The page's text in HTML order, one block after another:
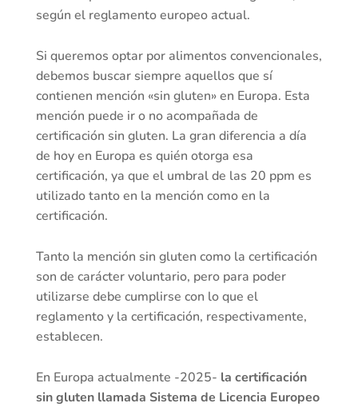
según el reglamento europeo actual.
Si queremos optar por alimentos convencionales,
debemos buscar siempre aquellos que sí
contienen mención «sin gluten» en Europa. Esta
mención puede ir o no acompañada de
certificación sin gluten. La gran diferencia a día
de hoy en Europa es quién otorga esa
certificación, ya que el umbral de las 20 ppm es
utilizado tanto en la mención como en la
certificación.
Tanto la mención sin gluten como la certificación
son de carácter voluntario, pero para poder
utilizarse debe cumplirse con lo que el
reglamento y la certificación, respectivamente,
establecen.
En Europa actualmente -2025- la certificación
sin gluten llamada Sistema de Licencia Europeo